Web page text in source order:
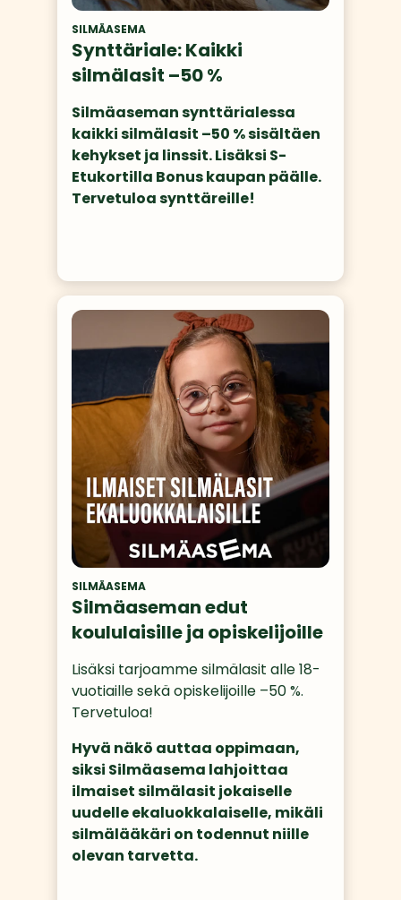
SILMÄASEMA
Synttäriale: Kaikki
silmälasit –50 %
Silmäaseman synttärialessa
kaikki silmälasit –50 % sisältäen
kehykset ja linssit. Lisäksi S-
Etukortilla Bonus kaupan päälle.
Tervetuloa synttäreille!
SILMÄASEMA
Silmäaseman edut
koululaisille ja opiskelijoille
Lisäksi tarjoamme silmälasit alle 18-
vuotiaille sekä opiskelijoille –50 %.
Tervetuloa!
Hyvä näkö auttaa oppimaan,
siksi Silmäasema lahjoittaa
ilmaiset silmälasit jokaiselle
uudelle ekaluokkalaiselle, mikäli
silmälääkäri on todennut niille
olevan tarvetta.